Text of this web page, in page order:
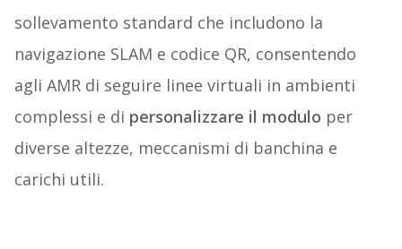
sollevamento standard che includono la
navigazione SLAM e codice QR, consentendo
agli AMR di seguire linee virtuali in ambienti
complessi e di personalizzare il modulo per
diverse altezze, meccanismi di banchina e
carichi utili.